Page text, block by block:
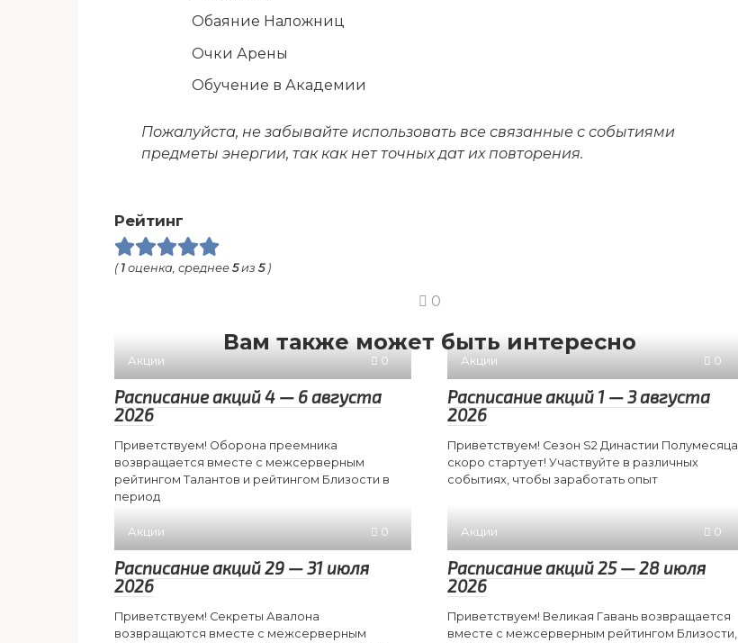
Обаяние Наложниц
Очки Арены
Обучение в Академии
Пожалуйста, не забывайте использовать все связанные с событиями
предметы энергии, так как нет точных дат их повторения.
Рейтинг
( 1 оценка, среднее 5из 5)
0
Вам также может быть интересно
Акции 0
Расписание акций 4 — 6 августа
2026
Приветствуем! Оборона преемника
возвращается вместе с межсерверным
рейтингом Талантов и рейтингом Близости в
период
Акции 0
Расписание акций 1 — 3 августа
2026
Приветствуем! Сезон S2 Династии Полумесяца
скоро стартует! Участвуйте в различных
событиях, чтобы заработать опыт
Акции 0
Расписание акций 29 — 31 июля
2026
Приветствуем! Секреты Авалона
возвращаются вместе с межсерверным
Акции 0
Расписание акций 25 — 28 июля
2026
Приветствуем! Великая Гавань возвращается
вместе с межсерверным рейтингом Близости,